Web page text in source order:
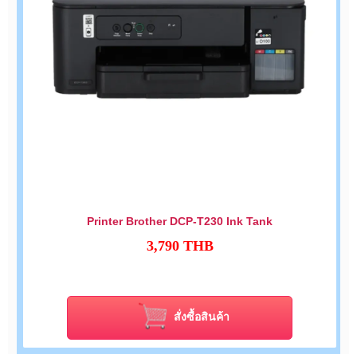
Printer Brother DCP-T230 Ink Tank
3,790 THB
สั่งซื้อสินค้า